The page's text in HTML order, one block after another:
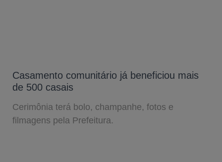
Casamento comunitário já beneficiou mais
de 500 casais
Cerimônia terá bolo, champanhe, fotos e
filmagens pela Prefeitura.